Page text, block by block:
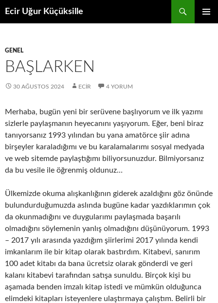
Ecir Uğur Küçüksille
GENEL
BAŞLARKEN
30 AĞUSTOS 2024 ECIR 4 YORUM
Merhaba, bugün yeni bir serüvene başlıyorum ve ilk yazımı
sizlerle paylaşmanın heyecanını yaşıyorum. Eğer, beni biraz
tanıyorsanız 1993 yılından bu yana amatörce şiir adına
birşeyler karaladığımı ve bu karalamalarımı sosyal medyada
ve web sitemde paylaştığımı biliyorsunuzdur. Bilmiyorsanız
da bu vesile ile öğrenmiş oldunuz…
Ülkemizde okuma alışkanlığının giderek azaldığını göz önünde
bulundurduğumuzda aslında bugüne kadar yazdıklarımın çok
da okunmadığını ve duygularımı paylaşmada başarılı
olmadığını söylemenin yanlış olmadığını düşünüyorum. 1993
– 2017 yılı arasında yazdığım şiirlerimi 2017 yılında kendi
imkanlarım ile bir kitap olarak bastırdım. Kitabevi, sanırım
100 adet kitabı da bana ücretsiz olarak gönderdi ve geri
kalanı kitabevi tarafından satışa sunuldu. Birçok kişi bu
aşamada benden imzalı kitap istedi ve mümkün olduğunca
elimdeki kitapları isteyenlere ulaştırmaya çalıştım. Belirli bir